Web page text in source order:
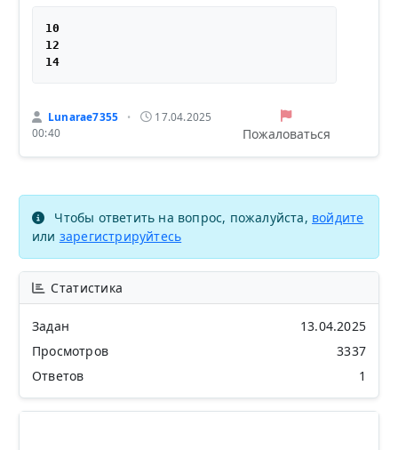
10
12
Lunarae7355 •
17.04.2025
00:40
Пожаловаться
Чтобы ответить на вопрос, пожалуйста, войдите
или зарегистрируйтесь
Статистика
Задан
13.04.2025
Просмотров
3337
Ответов
1